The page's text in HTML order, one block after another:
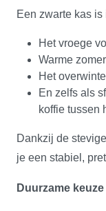
Een zwarte kas is
Het vroege
Warme
Het
En zelfs als
koffie tussen
Dankzij de
je een stabiel,
Duurzame keuze